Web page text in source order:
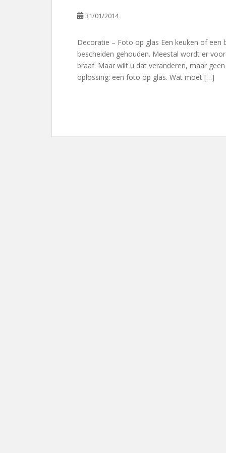
31/01/2014
Decoratie – Foto op glas Een keuken of
bescheiden gehouden. Meestal wordt er
braaf. Maar wilt u dat veranderen, maar
oplossing: een foto op glas. Wat moet […]